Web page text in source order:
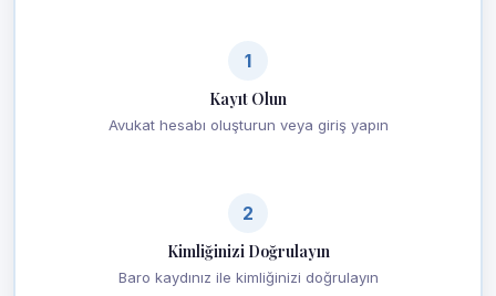
1
Kayıt Olun
Avukat hesabı oluşturun veya giriş yapın
2
Kimliğinizi Doğrulayın
Baro kaydınız ile kimliğinizi doğrulayın